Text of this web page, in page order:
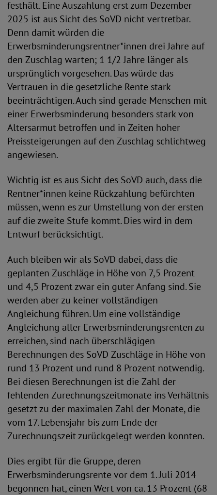
festhält. Eine Auszahlung erst zum Dezember
2025 ist aus Sicht des SoVD nicht vertretbar.
Denn damit würden die
Erwerbsminderungsrentner*innen drei Jahre auf
den Zuschlag warten; 1 1/2 Jahre länger als
ursprünglich vorgesehen. Das würde das
Vertrauen in die gesetzliche Rente stark
beeinträchtigen. Auch sind gerade Menschen mit
einer Erwerbsminderung besonders stark von
Altersarmut betroffen und in Zeiten hoher
Preissteigerungen auf den Zuschlag schlichtweg
angewiesen.
Wichtig ist es aus Sicht des SoVD auch, dass die
Rentner*innen keine Rückzahlung befürchten
müssen, wenn es zur Umstellung von der ersten
auf die zweite Stufe kommt. Dies wird in dem
Entwurf berücksichtigt.
Auch bleiben wir als SoVD dabei, dass die
geplanten Zuschläge in Höhe von 7,5 Prozent
und 4,5 Prozent zwar ein guter Anfang sind. Sie
werden aber zu keiner vollständigen
Angleichung führen. Um eine vollständige
Angleichung aller Erwerbsminderungsrenten zu
erreichen, sind nach überschlägigen
Berechnungen des SoVD Zuschläge in Höhe von
rund 13 Prozent und rund 8 Prozent notwendig.
Bei diesen Berechnungen ist die Zahl der
fehlenden Zurechnungszeitmonate ins Verhältnis
gesetzt zu der maximalen Zahl der Monate, die
vom 17. Lebensjahr bis zum Ende der
Zurechnungszeit zurückgelegt werden konnten.
Dies ergibt für die Gruppe, deren
Erwerbsminderungsrente vor dem 1. Juli 2014
begonnen hat, einen Wert von ca. 13 Prozent (68